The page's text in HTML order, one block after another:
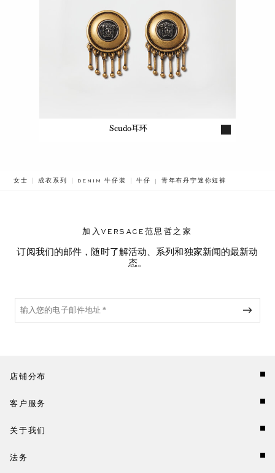
Scudo耳环
女士 成衣系列 DENIM 牛仔装 牛仔 青年布丹宁迷你短裤
加入VERSACE范思哲之家
订阅我们的邮件，随时了解活动、系列和独家新闻的最新动
态。
店铺分布
客户服务
关于我们
法务